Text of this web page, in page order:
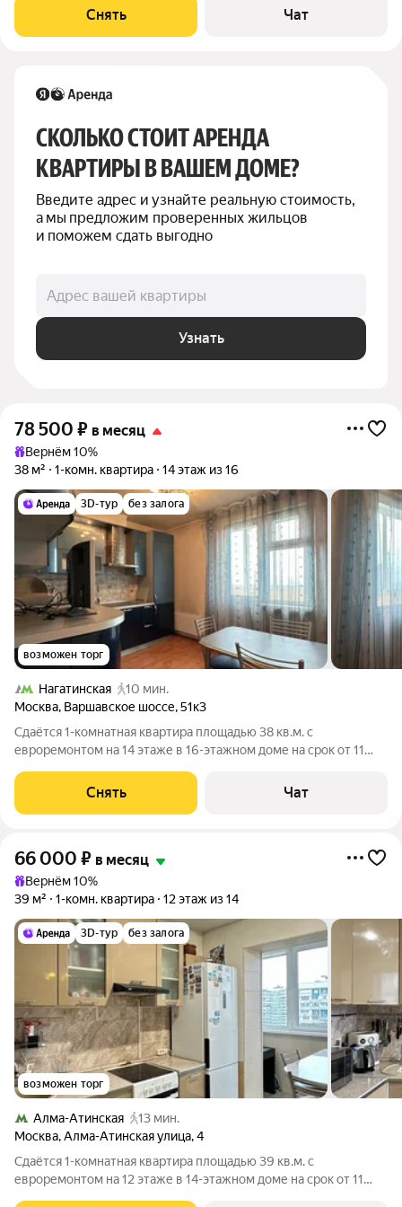
проживания. О КВАРТИРЕ Квартира после качественного
евро ремонта. Имеет удобную
Снять Чат
СКОЛЬКО СТОИТ АРЕНДА
КВАРТИРЫ В ВАШЕМ ДОМЕ?
Введите адрес и узнайте реальную стоимость,
а мы предложим проверенных жильцов
и поможем сдать выгодно
Адрес вашей квартиры
Узнать
78 500 ₽ в месяц
Вернём 10%
38 м²
1-комн. квартира 14 этаж из 16
3D-тур без залога
возможен торг
Нагатинская
10 мин.
Москва, Варшавское шоссе,51к3
Сдаётся 1-комнатная квартира площадью 38 кв.м. с
евроремонтом на 14 этаже в 16-этажном доме на срок от 11
Стиральная машина Холодильник Посудомоечная машина
Бойлер Микроволновка Дом - панельный,
Снять Чат
66 000 ₽ в месяц
Вернём 10%
39 м²
1-комн. квартира 12 этаж из 14
3D-тур без залога
возможен торг
Алма-Атинская
13 мин.
Москва,Алма-Атинская улица,4
Сдаётся 1-комнатная квартира площадью 39 кв.м. с
евроремонтом на 12 этаже в 14-этажном доме на срок от 11